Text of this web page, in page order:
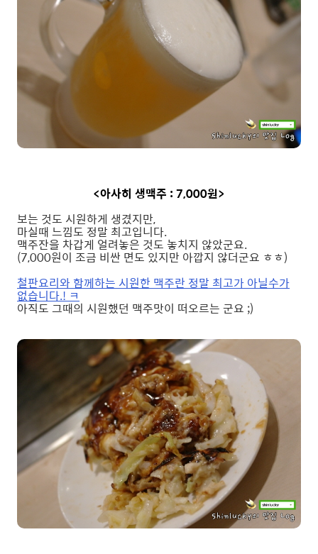
<아사히 생맥주 : 7,000원>
보는 것도 시원하게 생겼지만,
마실때 느낌도 정말 최고입니다.
맥주잔을 차갑게 얼려놓은 것도 놓치지 않았군요.
(7,000원이 조금 비싼 면도 있지만 아깝지 않더군요 ㅎㅎ)
철판요리와 함께하는 시원한 맥주란 정말 최고가 아닐수가
없습니다.! ㅋ
아직도 그때의 시원했던 맥주맛이 떠오르는 군요 ;)